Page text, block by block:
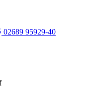
02689 95929-40